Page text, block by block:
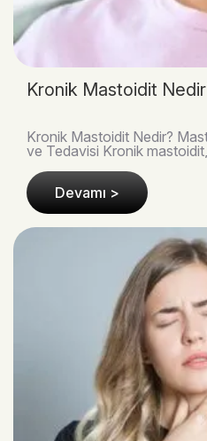
Kronik Mastoidit
Kronik Mastoidit Nedir?
ve Tedavisi Kronik
Devamı >